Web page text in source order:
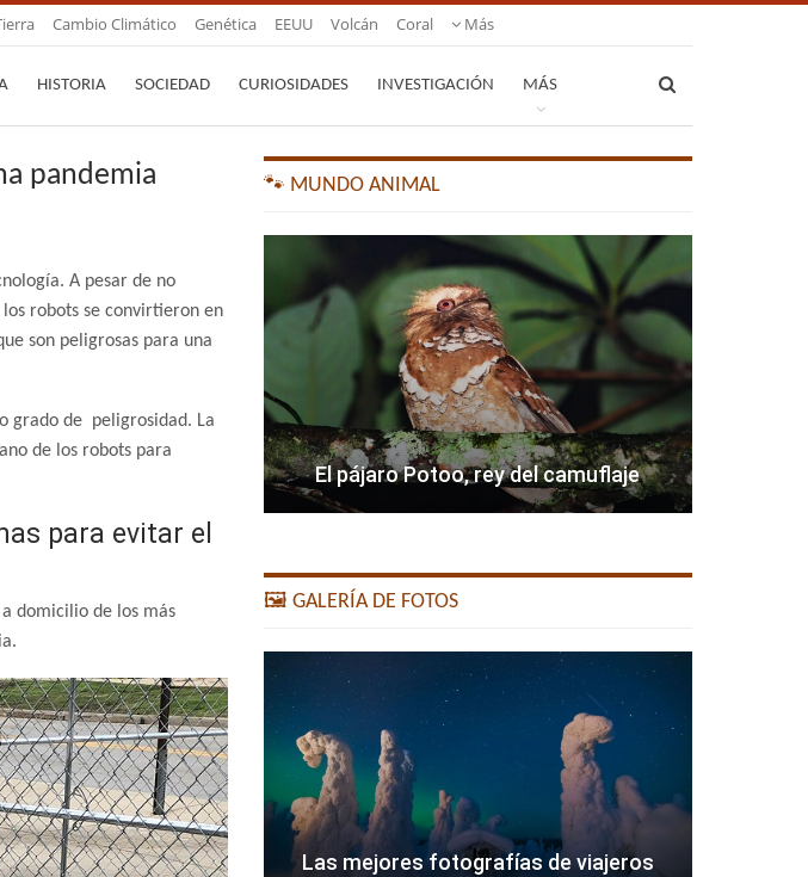
Cambio Climático Genética EEUU Volcán Coral Más
HISTORIA SOCIEDAD CURIOSIDADES INVESTIGACIÓN MÁS
pandemia
A pesar de no
robots se convirtieron en
son peligrosas para una
grado de peligrosidad. La
de los robots para
para evitar el
domicilio de los más
🐾 MUNDO ANIMAL
El pájaro Potoo, rey del camuflaje
🖼️ GALERÍA DE FOTOS
Las mejores fotografías de viajeros